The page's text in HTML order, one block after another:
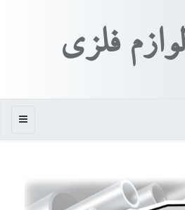
لوازم فلزی
منو